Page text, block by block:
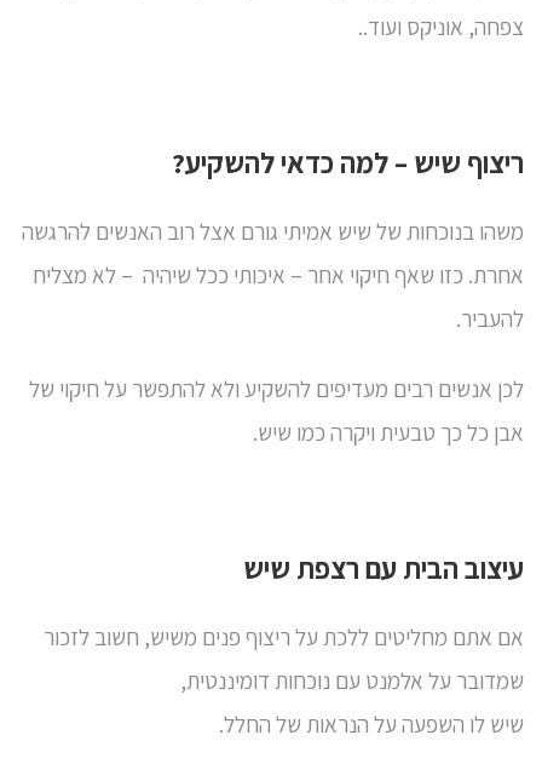
צפחה, אוניקס ועוד..
ריצוף שיש – למה כדאי להשקיע?
משהו בנוכחות של שיש אמיתי גורם אצל רוב האנשים להרגשה
אחרת. כזו שאף חיקוי אחר – איכותי ככל שיהיה – לא מצליח
להעביר.
לכן אנשים רבים מעדיפים להשקיע ולא להתפשר על חיקוי של
אבן כל כך טבעית ויקרה כמו שיש.
עיצוב הבית עם רצפת שיש
אם אתם מחליטים ללכת על ריצוף פנים משיש, חשוב לזכור
שמדובר על אלמנט עם נוכחות דומיננטית,
שיש לו השפעה על הנראות של החלל.